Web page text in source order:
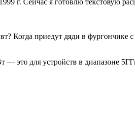
г. Сейчас я готовлю текстовую
приедут дяди в фургончике
— это для устройств в диапазоне